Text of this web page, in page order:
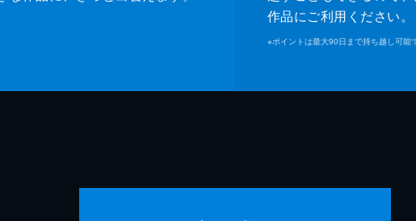
作品にご利用ください。
※ポイントは最大90日まで持ち越し可能